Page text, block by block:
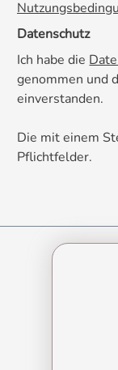
Datenschutz
Ich habe die
genommen und
einverstanden.
Die mit einem
Pflichtfelder.